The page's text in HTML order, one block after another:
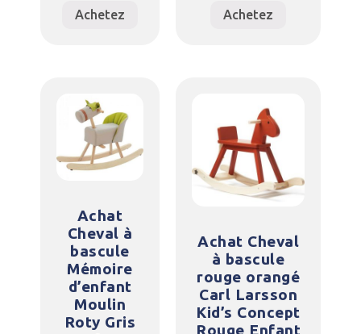
Achetez Achetez
Achat
Cheval à
bascule
Mémoire
d’enfant
Moulin
Roty Gris
Achat Cheval
à bascule
rouge orangé
Carl Larsson
Kid’s Concept
Rouge Enfant